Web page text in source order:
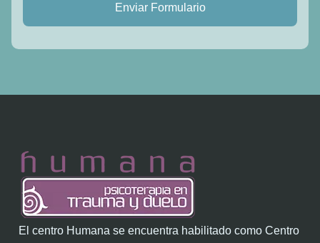
Enviar Formulario
El centro Humana se encuentra habilitado como Centro